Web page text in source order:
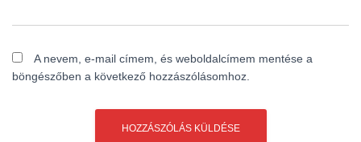
A nevem, e-mail címem, és weboldalcímem mentése a
böngészőben a következő hozzászólásomhoz.